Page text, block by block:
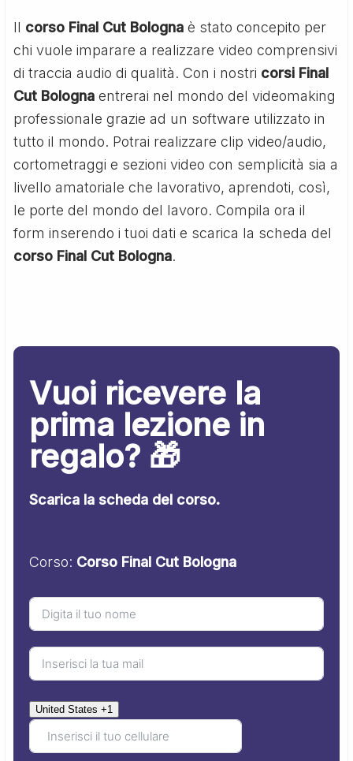
Il corso Final Cut Bologna è stato concepito per
chi vuole imparare a realizzare video comprensivi
di traccia audio di qualità. Con i nostri corsi Final
Cut Bologna entrerai nel mondo del videomaking
professionale grazie ad un software utilizzato in
tutto il mondo. Potrai realizzare clip video/audio,
cortometraggi e sezioni video con semplicità sia a
livello amatoriale che lavorativo, aprendoti, così,
le porte del mondo del lavoro. Compila ora il
form inserendo i tuoi dati e scarica la scheda del
corso Final Cut Bologna.
Vuoi ricevere la
prima lezione in
regalo? 🎁
Scarica la scheda del corso.
Corso: Corso Final Cut Bologna
United States +1